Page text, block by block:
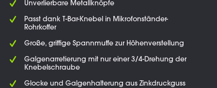
Unverlierbare Metallknöpfe
Passt dank T-Bar-Knebel in Mikrofonständer-
Rohrkoffer
Große, griffige Spannmuffe zur Höhenverstellung
Galgenarretierung mit nur einer 3/4-Drehung der
Knebelschraube
Glocke und Galgenhalterung aus Zinkdruckguss